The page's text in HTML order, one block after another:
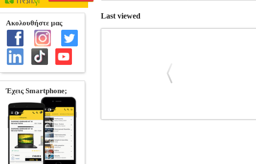
Last viewed